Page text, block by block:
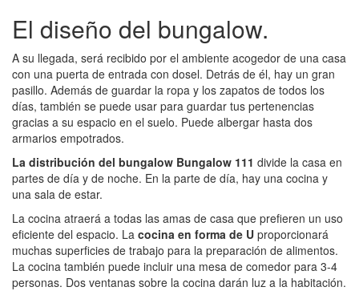
El diseño del bungalow.
A su llegada, será recibido por el ambiente acogedor de una casa
con una puerta de entrada con dosel. Detrás de él, hay un gran
pasillo. Además de guardar la ropa y los zapatos de todos los
días, también se puede usar para guardar tus pertenencias
gracias a su espacio en el suelo. Puede albergar hasta dos
armarios empotrados.
La distribución del bungalow Bungalow 111 divide la casa en
partes de día y de noche. En la parte de día, hay una cocina y
una sala de estar.
La cocina atraerá a todas las amas de casa que prefieren un uso
eficiente del espacio. La cocina en forma de U proporcionará
muchas superficies de trabajo para la preparación de alimentos.
La cocina también puede incluir una mesa de comedor para 3-4
personas. Dos ventanas sobre la cocina darán luz a la habitación.